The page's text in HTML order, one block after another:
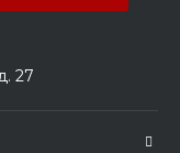
27